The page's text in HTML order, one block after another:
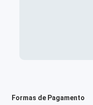
Formas de Pagamento